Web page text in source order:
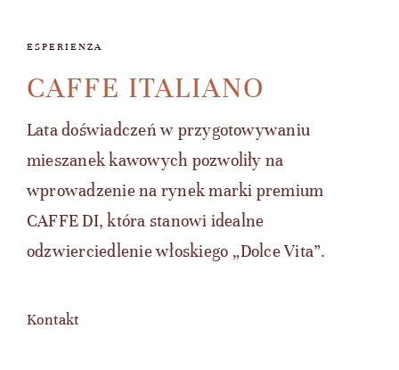
ESPERIENZA
CAFFE ITALIANO
Lata doświadczeń w przygotowywaniu
mieszanek kawowych pozwoliły na
wprowadzenie na rynek marki premium
CAFFE DI, która stanowi idealne
odzwierciedlenie włoskiego „Dolce Vita”.
Kontakt